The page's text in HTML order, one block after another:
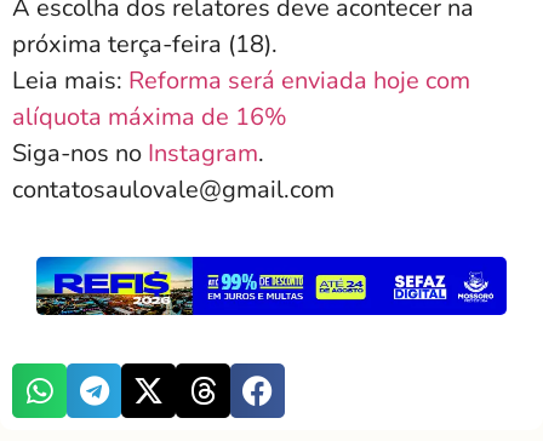
A escolha dos relatores deve acontecer na
próxima terça-feira (18).
Leia mais: Reforma será enviada hoje com
alíquota máxima de 16%
Siga-nos no Instagram.
contatosaulovale@gmail.com